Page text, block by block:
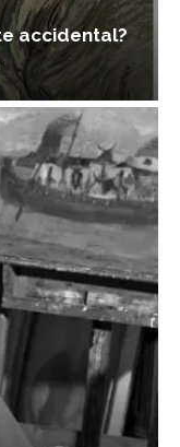
accidental?